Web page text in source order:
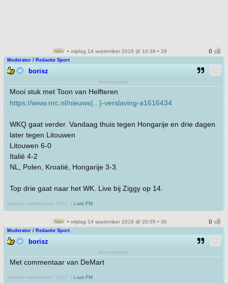
• vrijdag 14 september 2018 @ 10:36 • 29
Moderator / Redactie Sport
borisz
Keurmeester
Mooi stuk met Toon van Helfteren
https://www.nrc.nl/nieuws(...)-verslaving-a1616434
WKQ gaat verder. Vandaag thuis tegen Hongarije en drie dagen
later tegen Litouwen
Litouwen 6-0
Italië 4-2
NL, Polen, Kroatië, Hongarije 3-3.
Top drie gaat naar het WK. Live bij Ziggy op 14.
winnaar wielerprono 2007 :) Last.FM
• vrijdag 14 september 2018 @ 20:05 • 30
Moderator / Redactie Sport
borisz
Keurmeester
Met commentaar van DeMart
winnaar wielerprono 2007 :) Last.FM